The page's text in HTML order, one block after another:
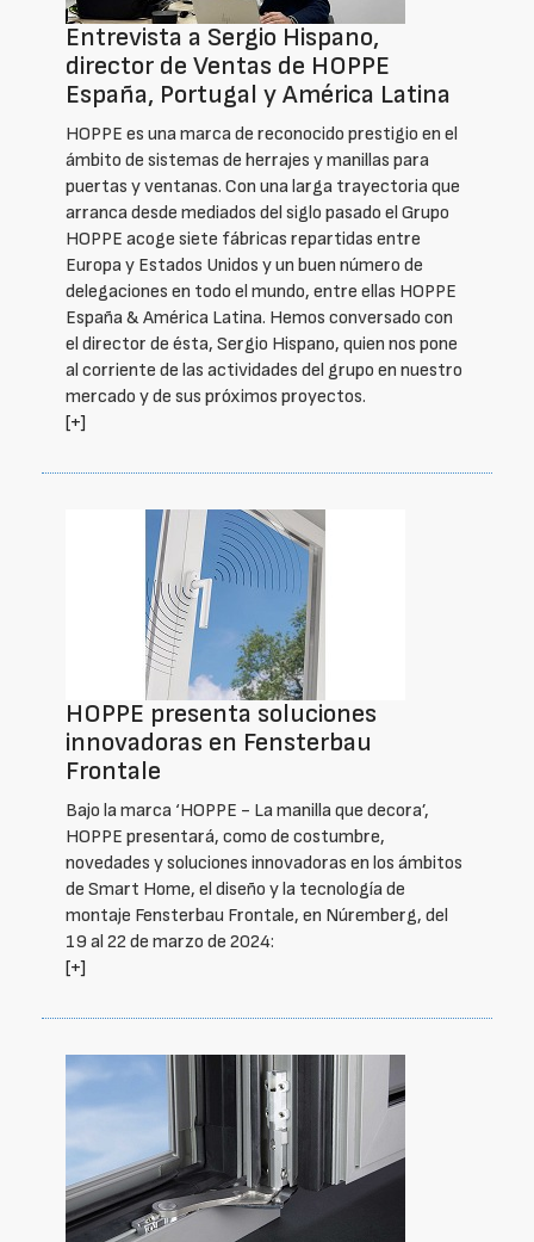
Entrevista a Sergio Hispano,
director de Ventas de HOPPE
España, Portugal y América Latina
HOPPE es una marca de reconocido prestigio en el
ámbito de sistemas de herrajes y manillas para
puertas y ventanas. Con una larga trayectoria que
arranca desde mediados del siglo pasado el Grupo
HOPPE acoge siete fábricas repartidas entre
Europa y Estados Unidos y un buen número de
delegaciones en todo el mundo, entre ellas HOPPE
España & América Latina. Hemos conversado con
el director de ésta, Sergio Hispano, quien nos pone
al corriente de las actividades del grupo en nuestro
mercado y de sus próximos proyectos.
[+]
HOPPE presenta soluciones
innovadoras en Fensterbau
Frontale
Bajo la marca ‘HOPPE - La manilla que decora’,
HOPPE presentará, como de costumbre,
novedades y soluciones innovadoras en los ámbitos
de Smart Home, el diseño y la tecnología de
montaje Fensterbau Frontale, en Núremberg, del
19 al 22 de marzo de 2024:
[+]